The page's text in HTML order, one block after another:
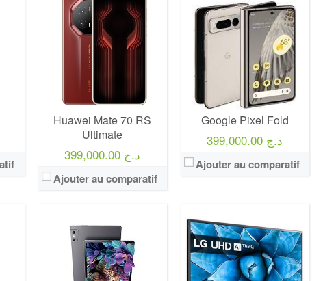
Huawei Mate 70 RS
Ultimate
399,000.00 د.ج
Ajouter au comparatif
Google Pixel Fold
399,000.00 د.ج
Ajouter au comparatif
Marque:LG
Prix:75000
Définition:
UHD TV
View Details →